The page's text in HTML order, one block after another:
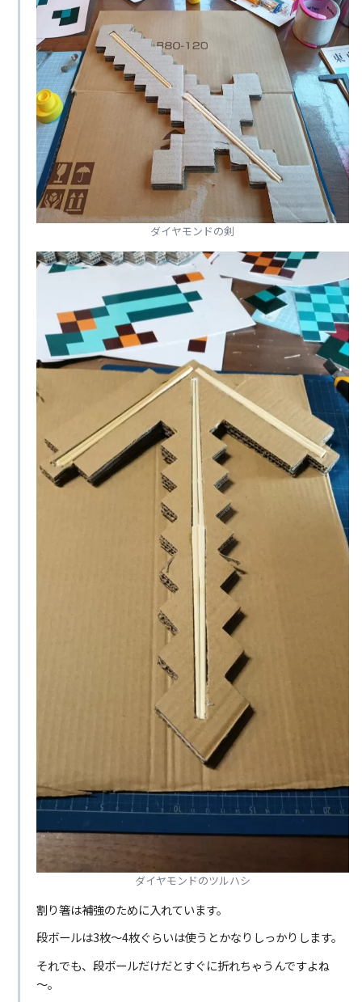
ダイヤモンドの剣
ダイヤモンドのツルハシ
割り箸は補強のために入れています。
段ボールは3枚～4枚ぐらいは使うとかなりしっかりします。
それでも、段ボールだけだとすぐに折れちゃうんですよね
～。